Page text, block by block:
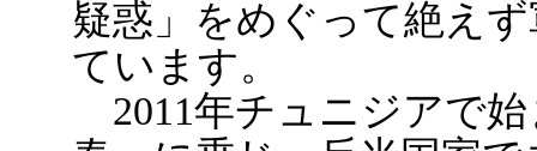
疑惑」をめぐって絶え
ています。
2011年チュニジアで